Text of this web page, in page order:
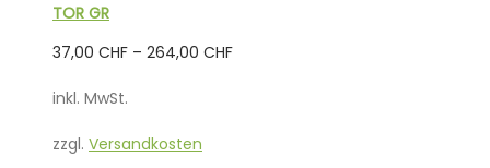
TOR GR
37,00 CHF – 264,00 CHF
inkl. MwSt.
zzgl. Versandkosten